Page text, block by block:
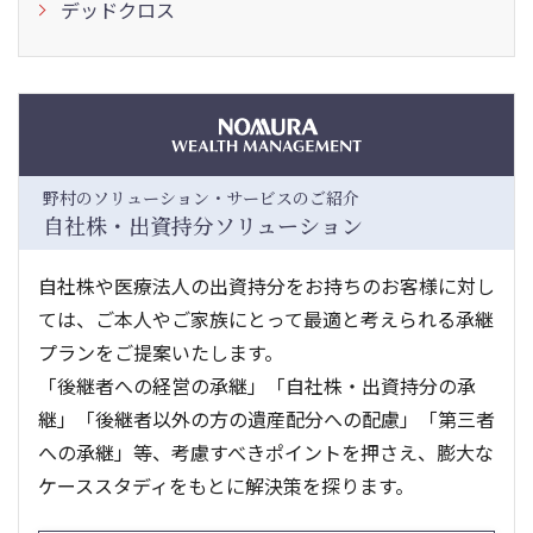
デッドクロス
野村のソリューション・サービスのご紹介
自社株・出資持分ソリューション
自社株や医療法人の出資持分をお持ちのお客様に対し
ては、ご本人やご家族にとって最適と考えられる承継
プランをご提案いたします。
「後継者への経営の承継」「自社株・出資持分の承
継」「後継者以外の方の遺産配分への配慮」「第三者
への承継」等、考慮すべきポイントを押さえ、膨大な
ケーススタディをもとに解決策を探ります。